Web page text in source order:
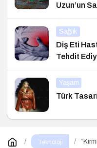
Uzun’un
Sağlık
Diş Eti
Tehdit
Yaşam
Türk
Teknoloji